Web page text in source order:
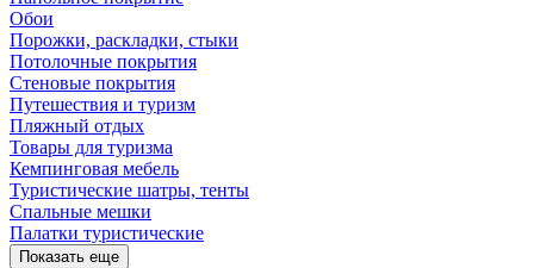
Обои
Порожки, раскладки, стыки
Потолочные покрытия
Стеновые покрытия
Путешествия и туризм
Пляжный отдых
Товары для туризма
Кемпинговая мебель
Туристические шатры, тенты
Спальные мешки
Палатки туристические
Показать еще